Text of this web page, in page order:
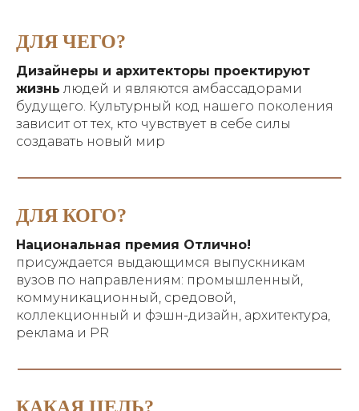
ДЛЯ ЧЕГО?
Дизайнеры и архитекторы проектируют
жизнь людей и являются амбассадорами
будущего. Культурный код нашего поколения
зависит от тех, кто чувствует в себе силы
создавать новый мир
ДЛЯ КОГО?
Национальная премия Отлично!
присуждается выдающимся выпускникам
вузов по направлениям: промышленный,
коммуникационный, средовой,
коллекционный и фэшн-дизайн, архитектура,
реклама и PR